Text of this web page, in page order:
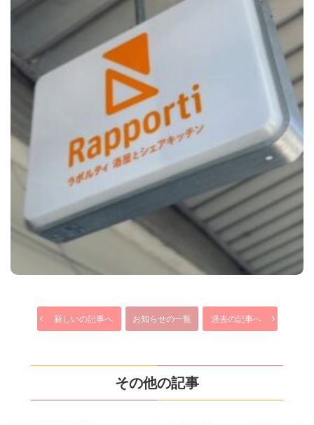
新しいの記事へ お知らせの一覧 過去の記事へ
その他の記事